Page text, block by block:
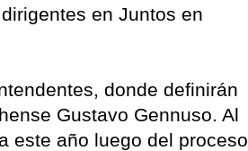
en Juntos en
donde definirán
Gustavo Gennuso. Al
este año luego del proceso